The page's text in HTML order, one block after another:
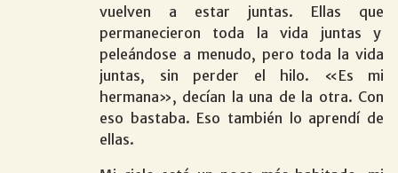
vuelven a estar juntas. Ellas que
permanecieron toda la vida juntas y
peleándose a menudo, pero toda la vida
juntas, sin perder el hilo. «Es mi
hermana», decían la una de la otra. Con
eso bastaba. Eso también lo aprendí de
ellas.